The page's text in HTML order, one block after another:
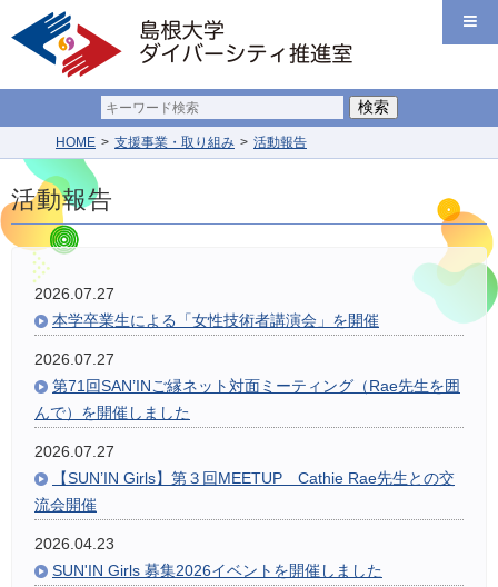
HOME 支援事業・取り組み 活動報告
活動報告
2026.07.27
本学卒業生による「女性技術者講演会」を開催
2026.07.27
第71回SAN’INご縁ネット対面ミーティング（Rae先生を囲
んで）を開催しました
2026.07.27
【SUN’IN Girls】第３回MEETUP Cathie Rae先生との交
流会開催
2026.04.23
SUN'IN Girls 募集2026イベントを開催しました